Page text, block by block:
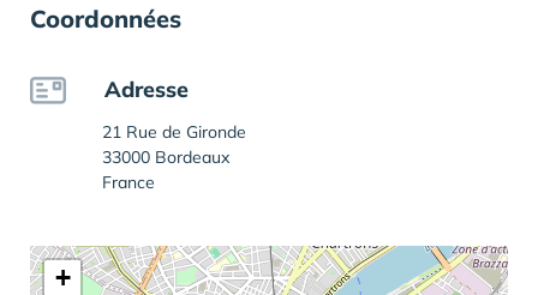
Coordonnées
Adresse
21 Rue de Gironde
33000 Bordeaux
France
+